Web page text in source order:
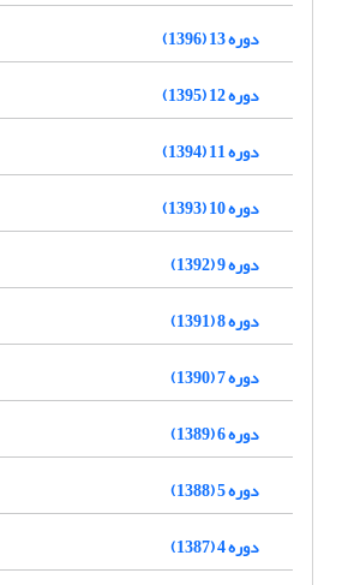
دوره 13 (1396)
دوره 12 (1395)
دوره 11 (1394)
دوره 10 (1393)
دوره 9 (1392)
دوره 8 (1391)
دوره 7 (1390)
دوره 6 (1389)
دوره 5 (1388)
دوره 4 (1387)